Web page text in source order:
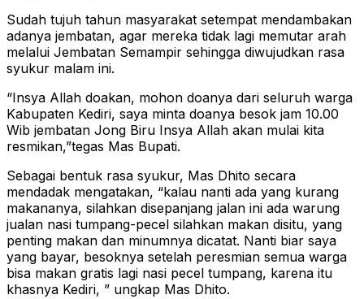
Sudah tujuh tahun masyarakat setempat mendambakan
adanya jembatan, agar mereka tidak lagi memutar arah
melalui Jembatan Semampir sehingga diwujudkan rasa
syukur malam ini.
“Insya Allah doakan, mohon doanya dari seluruh warga
Kabupaten Kediri, saya minta doanya besok jam 10.00
Wib jembatan Jong Biru Insya Allah akan mulai kita
resmikan,”tegas Mas Bupati.
Sebagai bentuk rasa syukur, Mas Dhito secara
mendadak mengatakan, “kalau nanti ada yang kurang
makananya, silahkan disepanjang jalan ini ada warung
jualan nasi tumpang-pecel silahkan makan disitu, yang
penting makan dan minumnya dicatat. Nanti biar saya
yang bayar, besoknya setelah peresmian semua warga
bisa makan gratis lagi nasi pecel tumpang, karena itu
khasnya Kediri, ” ungkap Mas Dhito.